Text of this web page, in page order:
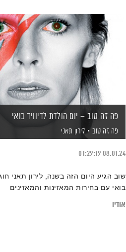
פה זה טוב – יום הולדת לדיוויד בואי
פה זה טוב לירון תאני
08.01.24
01:29:19
שוב הגיע היום הזה בשנה, לירון תאני
בואי עם בחירות המאזינות והמאזינים
אודיו